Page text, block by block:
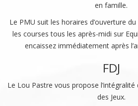
en famille.
Le PMU suit les horaires d’ouverture
les courses tous les après-midi sur
encaissez immédiatement après
FDJ
Le Lou Pastre vous propose l’intégralité
des Jeux.